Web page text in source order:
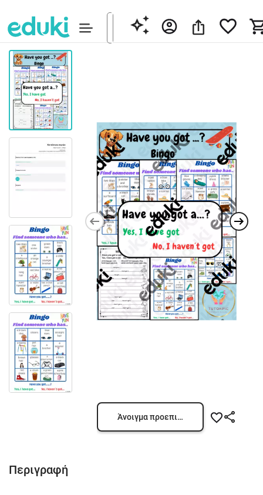
Άνοιγμα προεπισκόπησης
Περιγραφή